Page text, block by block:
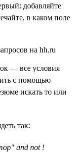
добавляйте
в каком поле
— все условия
с помощью
искать то или
так:
and not !